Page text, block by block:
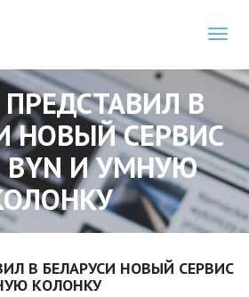
В
НОВЫЙ СЕРВИС
BYN И УМНУЮ
В БЕЛАРУСИ НОВЫЙ СЕРВИС
КОЛОНКУ